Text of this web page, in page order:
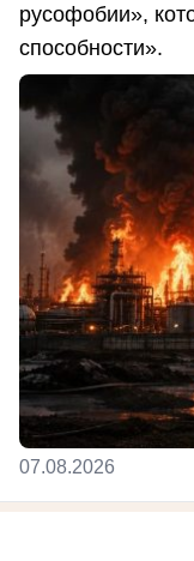
русофобии»,
способности».
07.08.2026